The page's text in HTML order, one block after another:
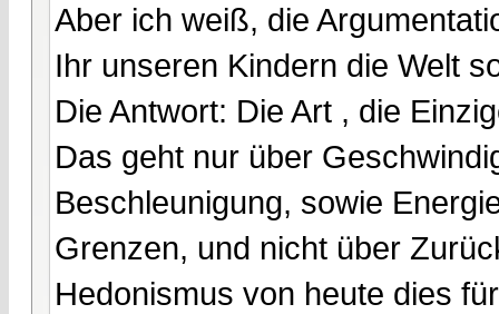
Aber ich weiß, die
Ihr unseren Kindern die Welt
Die Antwort: Die Art , die
Das geht nur über
Beschleunigung, sowie
Grenzen, und nicht über
Hedonismus von heute dies